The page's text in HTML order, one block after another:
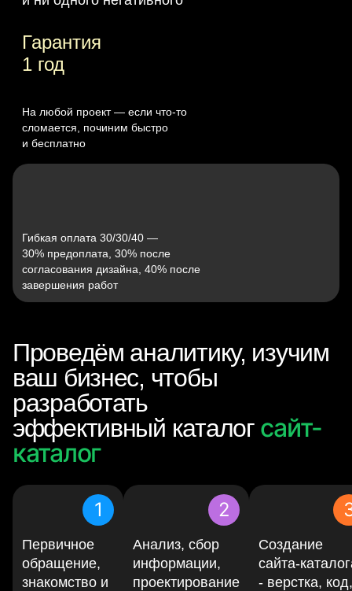
Гарантия
1 год
На любой проект — если что‑то
сломается, починим быстро
и бесплатно
Гибкая оплата 30/30/40 —
30% предоплата, 30% после
согласования дизайна, 40% после
завершения работ
Проведём аналитику, изучим
ваш бизнес, чтобы
разработать
эффективный каталог сайт-
каталог
1
Первичное
обращение,
знакомство и
2
Анализ, сбор
информации,
проектирование
Создание
сайта-
- верстка, код,